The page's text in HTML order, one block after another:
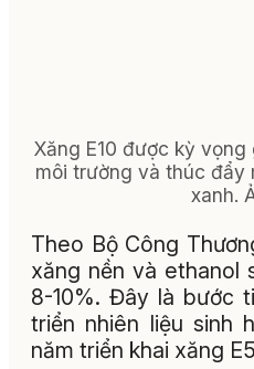
Xăng E10 được kỳ
môi trường và thúc đẩy
xanh.
Theo Bộ Công
xăng nền và ethanol
8-10%. Đây là bước
triển nhiên liệu sinh
năm triển khai xăng